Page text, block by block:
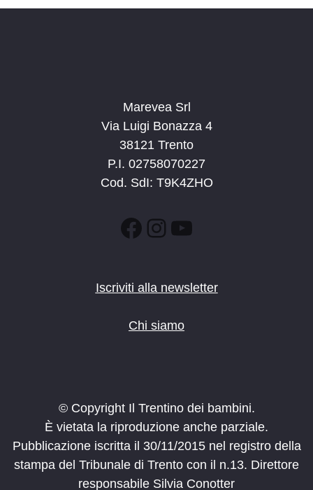
Marevea Srl
Via Luigi Bonazza 4
38121 Trento
P.I. 02758070227
Cod. SdI: T9K4ZHO
Facebook
Instagram
YouTube
Iscriviti alla newsletter
Chi siamo
© Copyright Il Trentino dei bambini.
È vietata la riproduzione anche parziale.
Pubblicazione iscritta il 30/11/2015 nel registro della
stampa del Tribunale di Trento con il n.13. Direttore
responsabile Silvia Conotter